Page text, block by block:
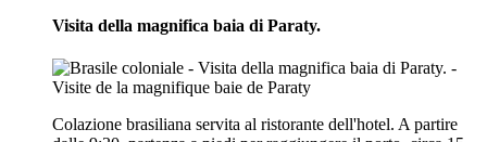
Visita della magnifica baia di Paraty.
Colazione brasiliana servita al ristorante dell'hotel. A partire